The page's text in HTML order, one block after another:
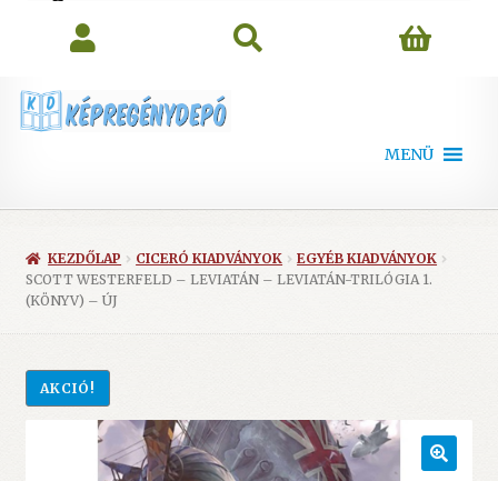
MENÜ
KEZDŐLAP CICERÓ KIADVÁNYOK
EGYÉB KIADVÁNYOK
SCOTT WESTERFELD – LEVIATÁN – LEVIATÁN-TRILÓGIA 1.
(KÖNYV) – ÚJ
AKCIÓ!